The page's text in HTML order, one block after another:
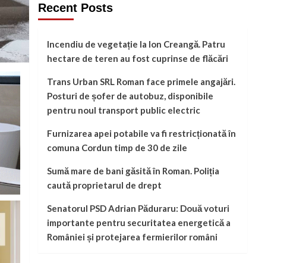
Recent Posts
Incendiu de vegetație la Ion Creangă. Patru
hectare de teren au fost cuprinse de flăcări
Trans Urban SRL Roman face primele angajări.
Posturi de șofer de autobuz, disponibile
pentru noul transport public electric
Furnizarea apei potabile va fi restricționată în
comuna Cordun timp de 30 de zile
Sumă mare de bani găsită în Roman. Poliția
caută proprietarul de drept
Senatorul PSD Adrian Păduraru: Două voturi
importante pentru securitatea energetică a
României și protejarea fermierilor români